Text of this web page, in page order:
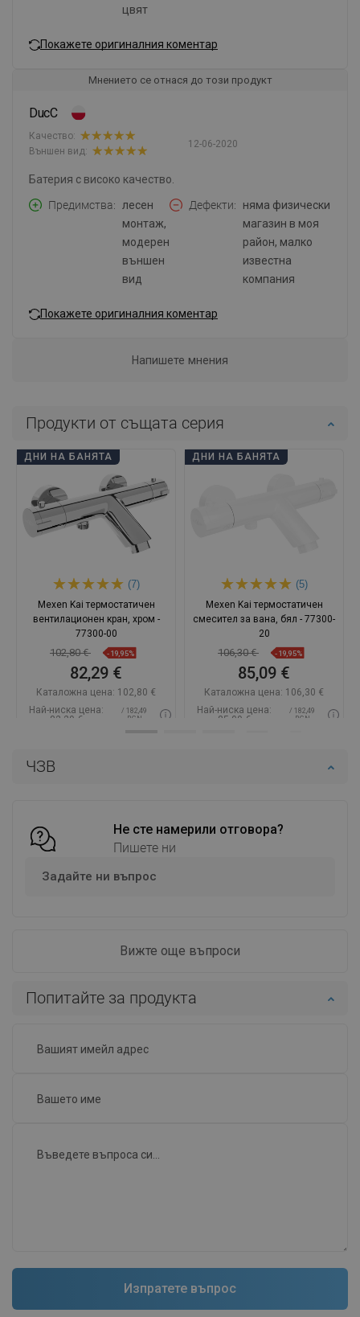
ЧЗВ
Не сте намерили отговора?
Пишете ни
Задайте ни въпрос
Вижте още въпроси
цвят
Покажете оригиналния коментар
Мнението се отнася до този продукт
DucC
12-06-2020
Качество:
Външен вид:
Батерия с високо качество.
Предимства
лесен
монтаж,
модерен
външен
вид
Дефекти
няма физически
магазин в моя
район, малко
известна
компания
Покажете оригиналния коментар
Напишете мнения
Попитайте за продукта
Продукти от същата серия
ДНИ НА БАНЯТА
(7)
Mexen Kai термостатичен
вентилационен кран, хром -
77300-00
102,80 € -19,95%
82,29 €
Каталожна цена: 102,80 €
Най-ниска цена:
82,29 €
/ 182,49
BGN
Добави в количката
ДНИ НА БАНЯТА
(5)
Mexen Kai термостатичен
смесител за вана, бял - 77300-
20
106,30 € -19,95%
85,09 €
Каталожна цена: 106,30 €
Най-ниска цена:
85,09 €
/ 182,49
BGN
Добави в количката